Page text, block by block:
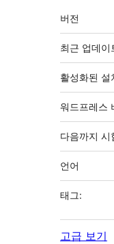
기
초
버전
최근 업데이
활성화된 설
워드프레스
다음까지 시
언어
태그:
고급 보기